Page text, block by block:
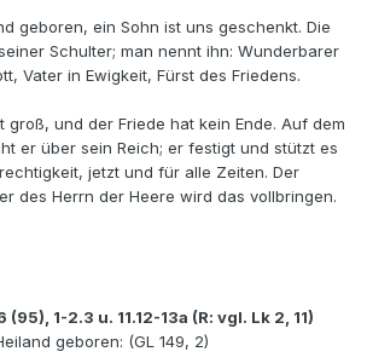
geboren, ein Sohn ist uns geschenkt. Die
Schulter; man nennt ihn: Wunderbarer
Vater in Ewigkeit, Fürst des Friedens.
groß, und der Friede hat kein Ende. Auf dem
er über sein Reich; er festigt und stützt es
jetzt und für alle Zeiten. Der
des Herrn der Heere wird das vollbringen.
1-2.3 u. 11.12-13a (R: vgl. Lk 2, 11)
geboren: (GL 149, 2)